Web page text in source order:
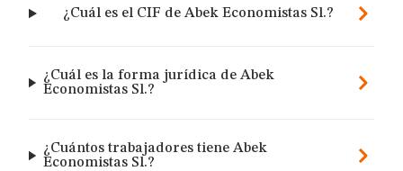
¿Cuál es el CIF de Abek Economistas Sl.?
¿Cuál es la forma jurídica de Abek
Economistas Sl.?
¿Cuántos trabajadores tiene Abek
Economistas Sl.?